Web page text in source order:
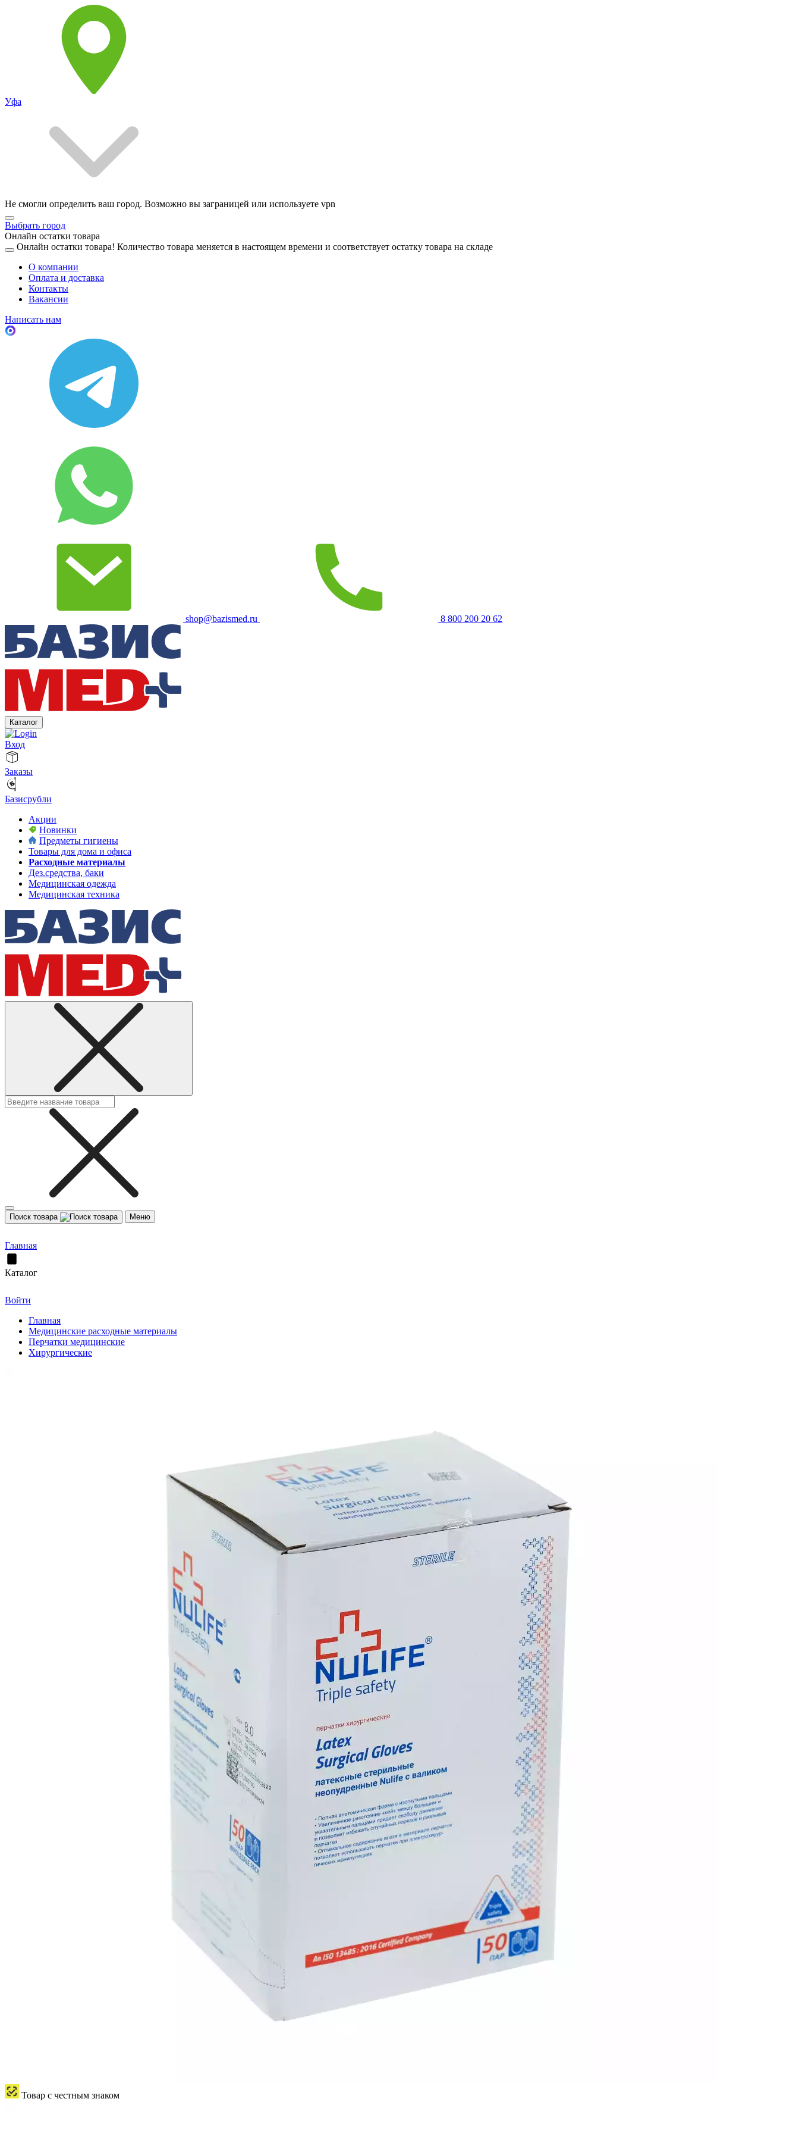
Уфа
Не смогли определить ваш город. Возможно вы заграницей или используете vpn
Выбрать город
Онлайн остатки товара
Онлайн остатки товара! Количество товара меняется в настоящем времени и соответствует остатку товара на складе
О компании
Оплата и доставка
Контакты
Вакансии
Написать нам
shop@bazismed.ru 8 800 200 20 62
Каталог
Вход
Заказы
Базисрубли
Акции
Новинки
Предметы гигиены
Товары для дома и офиса
Расходные материалы
Дез.средства, баки
Медицинская одежда
Медицинская техника
Поиск товара Меню
Главная
Каталог
Войти
Главная
Медицинские расходные материалы
Перчатки медицинские
Хирургические
Товар с честным знаком